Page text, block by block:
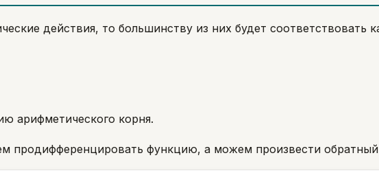
действия, то большинству из них будет соответствовать
арифметического корня.
продифференцировать функцию, а можем произвести